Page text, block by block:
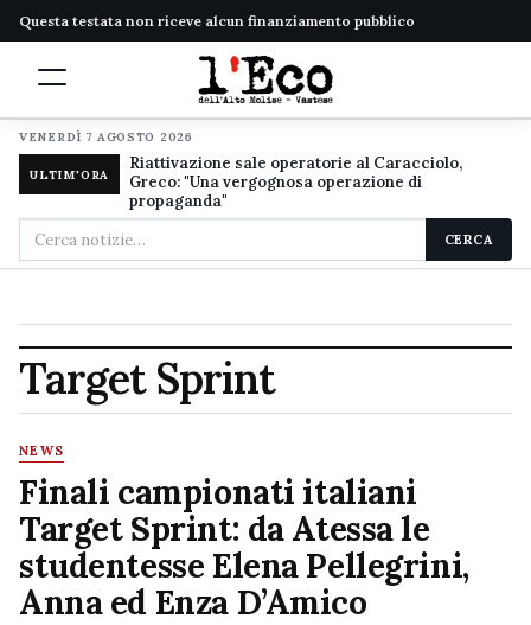
Questa testata non riceve alcun finanziamento pubblico
VENERDÌ 7 AGOSTO 2026
ULTIM'ORA
Riattivazione sale operatorie al Caracciolo,
Greco: "Una vergognosa operazione di
propaganda"
Cerca
nel
CERCA
Target Sprint
NEWS
Finali campionati italiani
Target Sprint: da Atessa le
studentesse Elena Pellegrini,
Anna ed Enza D’Amico